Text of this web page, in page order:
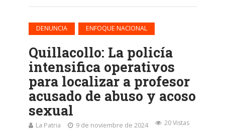
DENUNCIA ENFOQUE NACIONAL
Quillacollo: La policía
intensifica operativos
para localizar a profesor
acusado de abuso y acoso
sexual
La Patria 9 de noviembre de 2024 20 Vistas